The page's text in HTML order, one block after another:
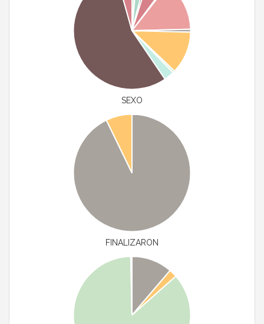
SEXO
FINALIZARON